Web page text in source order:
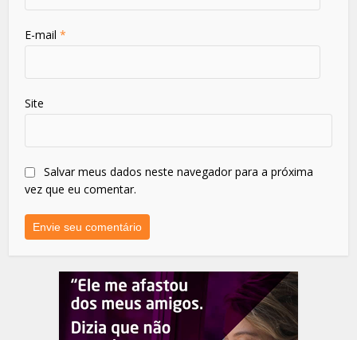
E-mail*
Site
Salvar meus dados neste navegador para a próxima
vez que eu comentar.